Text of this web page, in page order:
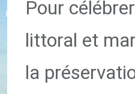
Pour
littoral et
la